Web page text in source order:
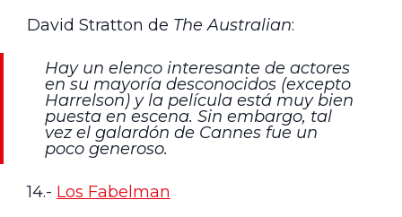
David Stratton de The Australian:
Hay un elenco interesante de actores
en su mayoría desconocidos (excepto
Harrelson) y la película está muy bien
puesta en escena. Sin embargo, tal
vez el galardón de Cannes fue un
poco generoso.
14.- Los Fabelman